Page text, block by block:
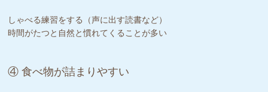
しゃべる練習をする（声に出す読書など）
時間がたつと自然と慣れてくることが多い
④ 食べ物が詰まりやすい